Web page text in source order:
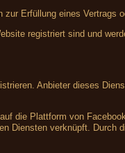
Erfüllung eines Vertrags
registriert sind und
Anbieter dieses
die Plattform von
Diensten verknüpft. Durch